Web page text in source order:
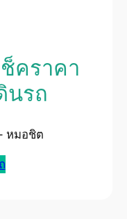
คราคา
นรถ
หมอชิต